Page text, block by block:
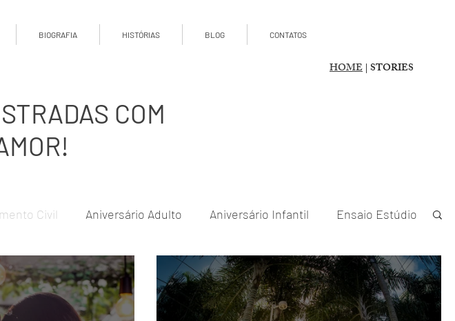
BIOGRAFIA HISTÓRIAS BLOG CONTATOS
HOME | STORIES
COM
Civil Aniversário Adulto Aniversário Infantil Ensaio Estúdio
Formatura